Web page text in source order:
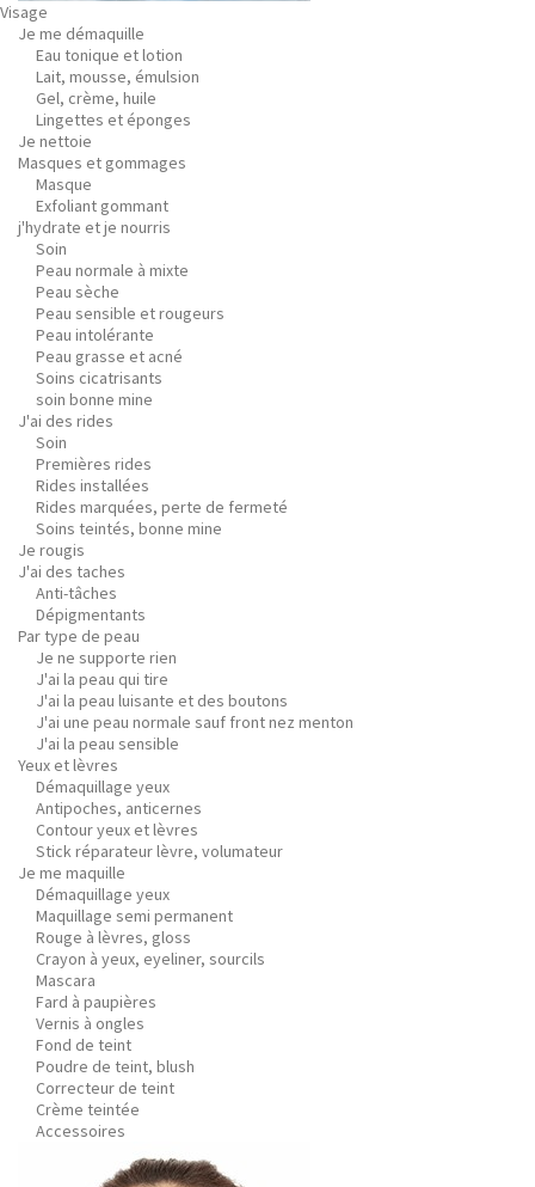
Visage
Je me démaquille
Eau tonique et lotion
Lait, mousse, émulsion
Gel, crème, huile
Lingettes et éponges
Je nettoie
Masques et gommages
Masque
Exfoliant gommant
j'hydrate et je nourris
Soin
Peau normale à mixte
Peau sèche
Peau sensible et rougeurs
Peau intolérante
Peau grasse et acné
Soins cicatrisants
soin bonne mine
J'ai des rides
Soin
Premières rides
Rides installées
Rides marquées, perte de fermeté
Soins teintés, bonne mine
Je rougis
J'ai des taches
Anti-tâches
Dépigmentants
Par type de peau
Je ne supporte rien
J'ai la peau qui tire
J'ai la peau luisante et des boutons
J'ai une peau normale sauf front nez menton
J'ai la peau sensible
Yeux et lèvres
Démaquillage yeux
Antipoches, anticernes
Contour yeux et lèvres
Stick réparateur lèvre, volumateur
Je me maquille
Démaquillage yeux
Maquillage semi permanent
Rouge à lèvres, gloss
Crayon à yeux, eyeliner, sourcils
Mascara
Fard à paupières
Vernis à ongles
Fond de teint
Poudre de teint, blush
Correcteur de teint
Crème teintée
Accessoires